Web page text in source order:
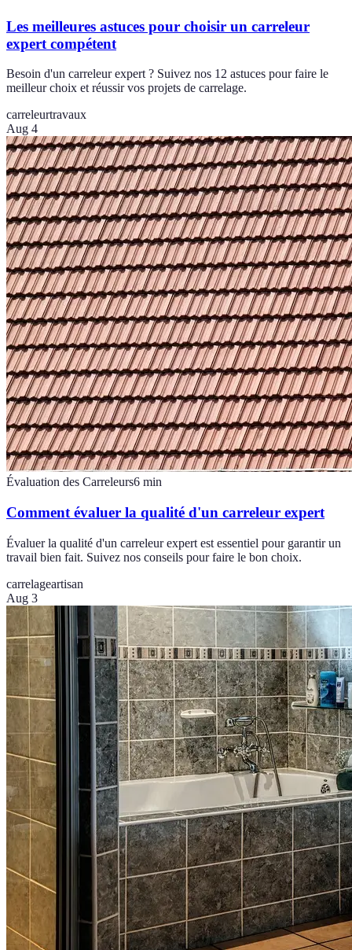
Les meilleures astuces pour choisir un carreleur
expert compétent
Besoin d'un carreleur expert ? Suivez nos 12 astuces pour faire le
meilleur choix et réussir vos projets de carrelage.
carreleurtravaux
Aug 4
Évaluation des Carreleurs6 min
Comment évaluer la qualité d'un carreleur expert
Évaluer la qualité d'un carreleur expert est essentiel pour garantir un
travail bien fait. Suivez nos conseils pour faire le bon choix.
carrelageartisan
Aug 3